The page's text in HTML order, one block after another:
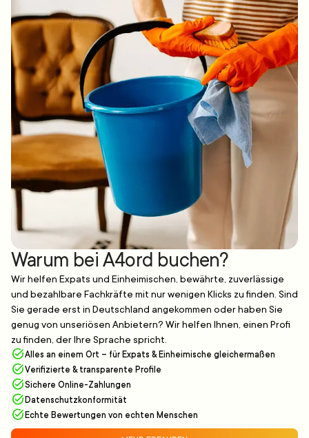
Warum bei A4ord buchen?
Wir helfen Expats und Einheimischen, bewährte, zuverlässige
und bezahlbare Fachkräfte mit nur wenigen Klicks zu finden. Sind
Sie gerade erst in Deutschland angekommen oder haben Sie
genug von unseriösen Anbietern? Wir helfen Ihnen, einen Profi
zu finden, der Ihre Sprache spricht.
Alles an einem Ort – für Expats & Einheimische gleichermaßen
Verifizierte & transparente Profile
Sichere Online-Zahlungen
Datenschutzkonformität
Echte Bewertungen von echten Menschen